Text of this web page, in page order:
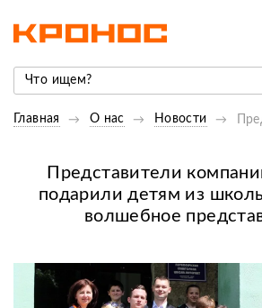
Главная О нас Новости
Представители
подарили детям из
волшебное